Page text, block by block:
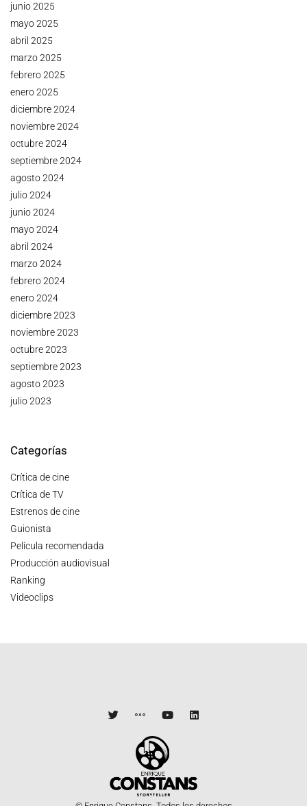
junio 2025
mayo 2025
abril 2025
marzo 2025
febrero 2025
enero 2025
diciembre 2024
noviembre 2024
octubre 2024
septiembre 2024
agosto 2024
julio 2024
junio 2024
mayo 2024
abril 2024
marzo 2024
febrero 2024
enero 2024
diciembre 2023
noviembre 2023
octubre 2023
septiembre 2023
agosto 2023
julio 2023
Categorías
Crítica de cine
Crítica de TV
Estrenos de cine
Guionista
Película recomendada
Producción audiovisual
Ranking
Videoclips